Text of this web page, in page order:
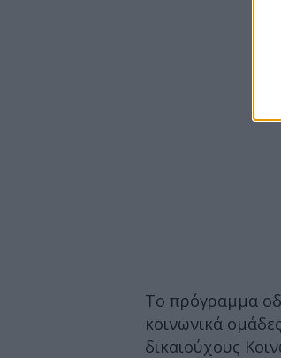
Το πρόγραμμα
κοινωνικά
δικαιούχους